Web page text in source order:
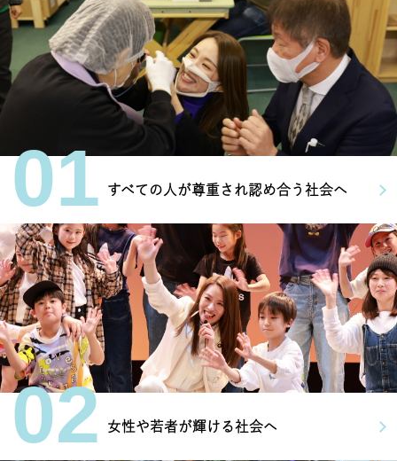
01 すべての人が尊重され認め合う社会へ
02 女性や若者が輝ける社会へ